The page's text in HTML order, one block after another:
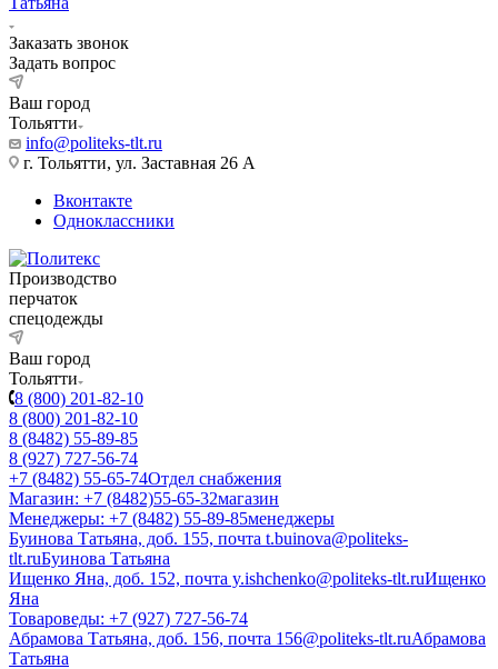
Заказать звонок
Задать вопрос
Ваш город
Тольятти
info@politeks-tlt.ru
г. Тольятти, ул. Заставная 26 А
Вконтакте
Одноклассники
Производство
перчаток
спецодежды
Ваш город
Тольятти
8 (800) 201-82-10
8 (800) 201-82-10
8 (8482) 55-89-85
8 (927) 727-56-74
+7 (8482) 55-65-74Отдел снабжения
Магазин: +7 (8482)55-65-32магазин
Менеджеры: +7 (8482) 55-89-85менеджеры
Буинова Татьяна, доб. 155, почта t.buinova@politeks-
tlt.ruБуинова Татьяна
Ищенко Яна, доб. 152, почта y.ishchenko@politeks-tlt.ruИщенко
Яна
Товароведы: +7 (927) 727-56-74
Абрамова Татьяна, доб. 156, почта 156@politeks-tlt.ruАбрамова
Татьяна